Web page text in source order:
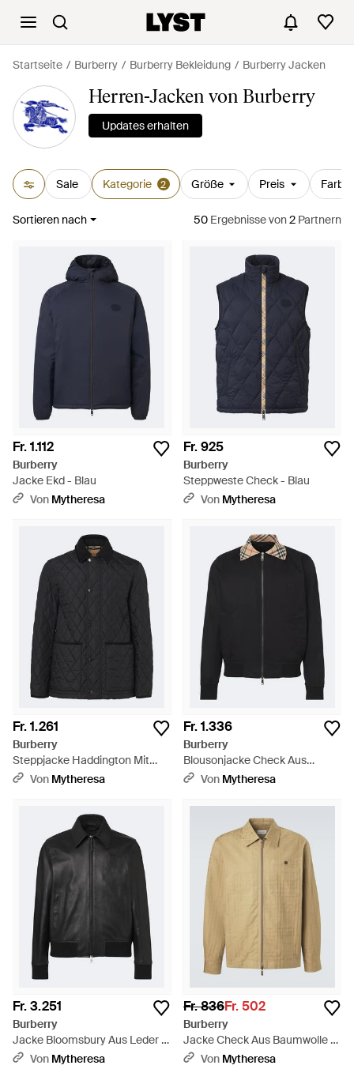
Startseite Burberry Burberry Bekleidung Burberry Jacken
Herren-Jacken von Burberry
Updates erhalten
Sale Kategorie 2 Größe Preis Farbe
Sortieren nach 50 Ergebnissevon2 Partnern
Fr. 1.112
Burberry
Jacke Ekd - Blau
Von Mytheresa
Fr. 925
Burberry
Steppweste Check - Blau
Von Mytheresa
Fr. 1.261
Burberry
Steppjacke Haddington Mit
Cord - Schwarz
Von Mytheresa
Fr. 1.336
Burberry
Blousonjacke Check Aus
Baumwolle - Schwarz
Von Mytheresa
Fr. 3.251
Burberry
Jacke Bloomsbury Aus Leder -
Schwarz
Von Mytheresa
Fr. 836Fr. 502
Burberry
Jacke Check Aus Baumwolle -
Natur
Von Mytheresa